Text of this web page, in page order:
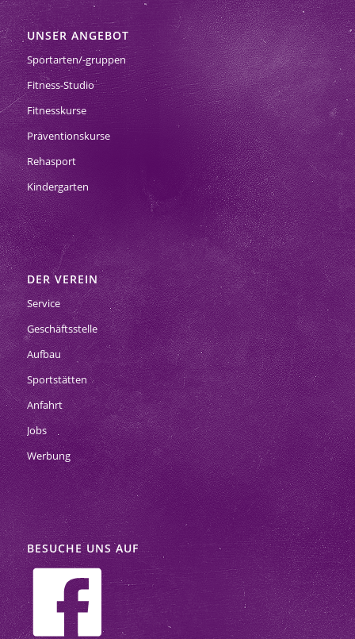
UNSER ANGEBOT
Sportarten/-gruppen
Fitness-Studio
Fitnesskurse
Präventionskurse
Rehasport
Kindergarten
DER VEREIN
Service
Geschäftsstelle
Aufbau
Sportstätten
Anfahrt
Jobs
Werbung
BESUCHE UNS AUF